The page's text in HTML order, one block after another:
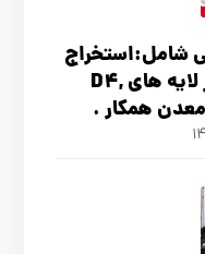
شامل:استخراج
زغال و پیشروی افقی در لایه های D4,